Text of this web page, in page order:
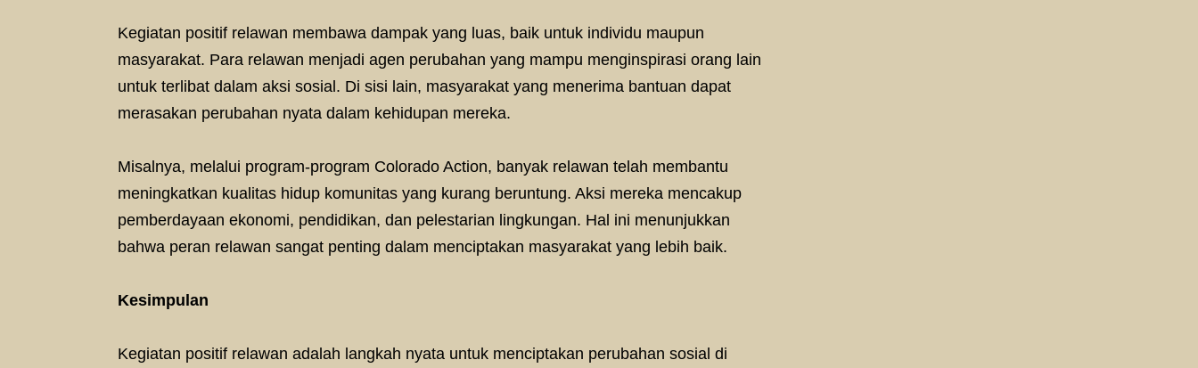
Kegiatan positif relawan membawa dampak yang luas, baik untuk individu maupun
masyarakat. Para relawan menjadi agen perubahan yang mampu menginspirasi orang lain
untuk terlibat dalam aksi sosial. Di sisi lain, masyarakat yang menerima bantuan dapat
merasakan perubahan nyata dalam kehidupan mereka.
Misalnya, melalui program-program Colorado Action, banyak relawan telah membantu
meningkatkan kualitas hidup komunitas yang kurang beruntung. Aksi mereka mencakup
pemberdayaan ekonomi, pendidikan, dan pelestarian lingkungan. Hal ini menunjukkan
bahwa peran relawan sangat penting dalam menciptakan masyarakat yang lebih baik.
Kesimpulan
Kegiatan positif relawan adalah langkah nyata untuk menciptakan perubahan sosial di